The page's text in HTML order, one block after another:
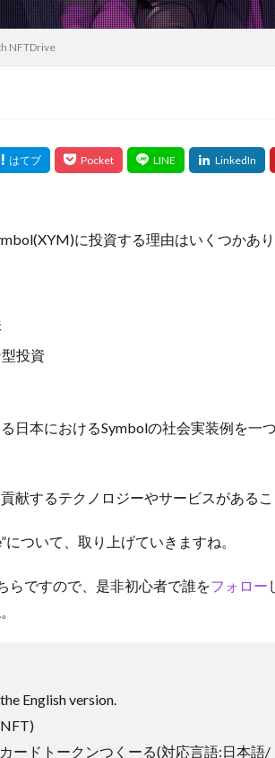
NFTDrive
に投資する理由はいくつかあ
投資
日本におけるSymbolの社会実装例を一
献するテクノロジーやサービスがある
ついて、取り上げていきますね。
らですので、是非初心者で誰をフォロー
English version.
ードトークンつくーる(対応言語:日本語/